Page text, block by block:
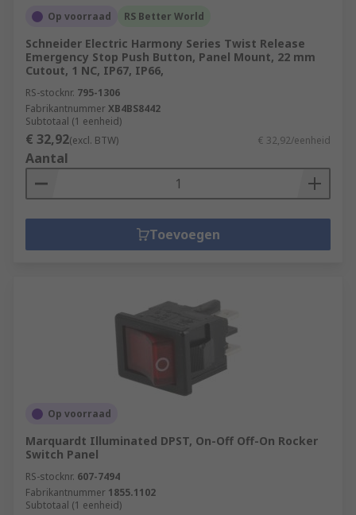
Op voorraad RS Better World
Schneider Electric Harmony Series Twist Release
Emergency Stop Push Button, Panel Mount, 22 mm
Cutout, 1 NC, IP67, IP66,
RS-stocknr. 795-1306
FabrikantnummerXB4BS8442
Subtotaal (1 eenheid)
€ 32,92(excl. BTW) € 32,92/eenheid
Aantal
Toevoegen
Op voorraad
Marquardt Illuminated DPST, On-Off Off-On Rocker
Switch Panel
RS-stocknr. 607-7494
Fabrikantnummer 1855.1102
Subtotaal (1 eenheid)